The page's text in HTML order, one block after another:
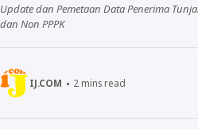
Dapodikdasmen
Info GTK
Update dan Pemetaan Data Penerima
dan Non PPPK
IJ.COM 2 mins read